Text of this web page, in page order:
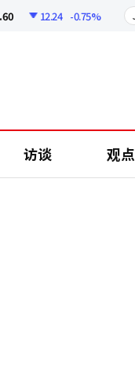
12.24 -0.75% JPY
访谈 观点